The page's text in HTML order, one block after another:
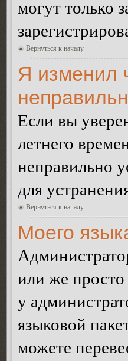
могут только
Вернуться к началу
Я изменил
Если вы
летнего
неправильно
для
Вернуться к началу
Моего
или же просто
у
языковой
можете